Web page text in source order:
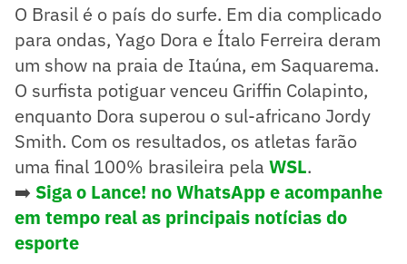
O Brasil é o país do surfe. Em dia complicado
para ondas, Yago Dora e Ítalo Ferreira deram
um show na praia de Itaúna, em Saquarema.
O surfista potiguar venceu Griffin Colapinto,
enquanto Dora superou o sul-africano Jordy
Smith. Com os resultados, os atletas farão
uma final 100% brasileira pela WSL.
➡️ Siga o Lance! no WhatsApp e acompanhe
em tempo real as principais notícias do
esporte